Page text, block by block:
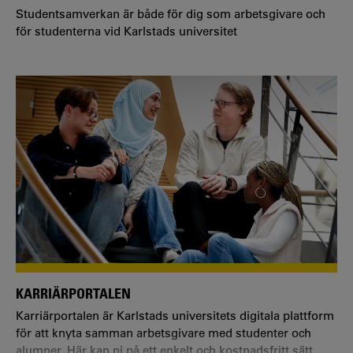
Studentsamverkan är både för dig som arbetsgivare och
för studenterna vid Karlstads universitet
KARRIÄRPORTALEN
Karriärportalen är Karlstads universitets digitala plattform
för att knyta samman arbetsgivare med studenter och